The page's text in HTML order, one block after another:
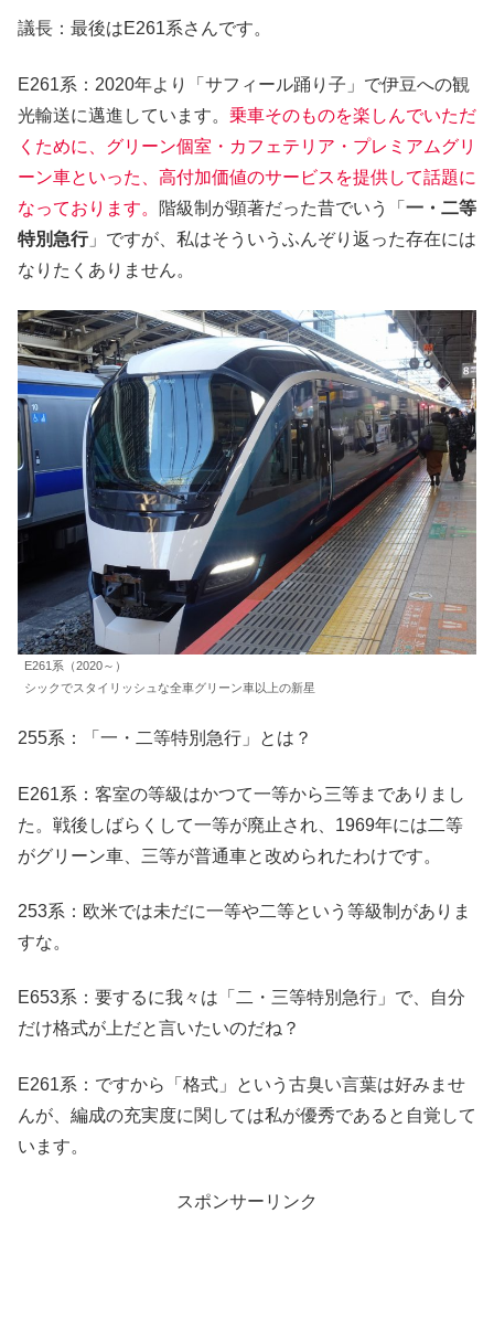
議長：最後はE261系さんです。
E261系：2020年より「サフィール踊り子」で伊豆への観
光輸送に邁進しています。 乗車そのものを楽しんでいただ
くために、グリーン個室・カフェテリア・プレミアムグリ
ーン車といった、高付加価値のサービスを提供して話題に
なっております。
階級制が顕著だった昔でいう「 一・二等
特別急行」ですが、私はそういうふんぞり返った存在には
なりたくありません。
E261系（2020～）
シックでスタイリッシュな全車グリーン車以上の新星
255系：「一・二等特別急行」とは？
E261系：客室の等級はかつて一等から三等までありまし
た。戦後しばらくして一等が廃止され、1969年には二等
がグリーン車、三等が普通車と改められたわけです。
253系：欧米では未だに一等や二等という等級制がありま
すな。
E653系：要するに我々は「二・三等特別急行」で、自分
だけ格式が上だと言いたいのだね？
E261系：ですから「格式」という古臭い言葉は好みませ
んが、編成の充実度に関しては私が優秀であると自覚して
います。
スポンサーリンク